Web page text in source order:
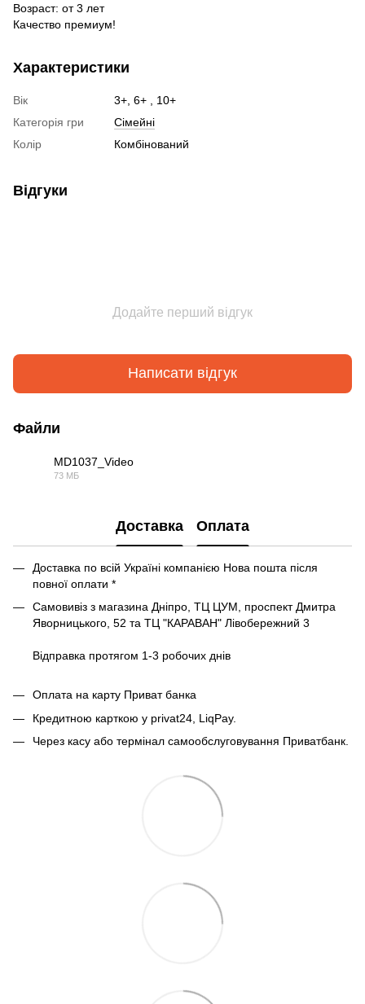
Возраст: от 3 лет
Качество премиум!
Характеристики
Вік
3+, 6+ , 10+
Категорія гри
Сімейні
Колір
Комбінований
Відгуки
Додайте перший відгук
Написати відгук
Файли
MD1037_Video
73 МБ
Доставка Оплата
Доставка по всій Україні компанією Нова пошта після
повної оплати *
Самовивіз з магазина Дніпро, ТЦ ЦУМ, проспект Дмитра
Яворницького, 52 та ТЦ "КАРАВАН" Лівобережний 3
Відправка протягом 1-3 робочих днів
Оплата на карту Приват банка
Кредитною карткою у privat24, LiqPay.
Через касу або термінал самообслуговування Приватбанк.